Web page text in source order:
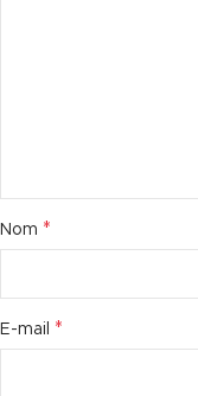
Nom *
E-mail *